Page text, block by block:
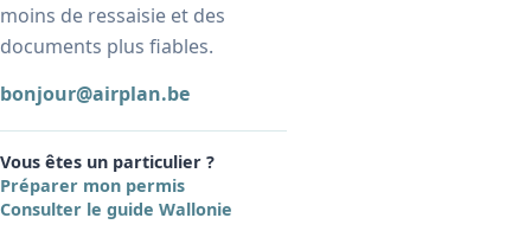
moins de ressaisie et des
documents plus fiables.
bonjour@airplan.be
Vous êtes un particulier ?
Préparer mon permis
Consulter le guide Wallonie